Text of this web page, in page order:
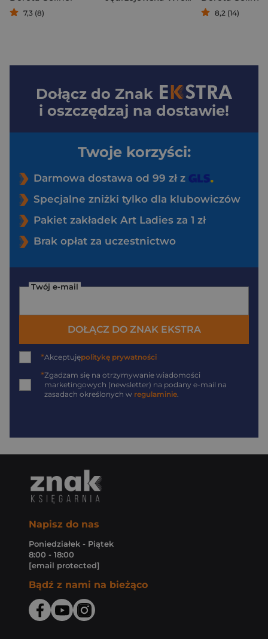
7,3 (8) 8,2 (14)
Dołącz do Znak
i oszczędzaj na dostawie!
Twoje korzyści:
Darmowa dostawa od 99 zł z
Specjalne zniżki tylko dla klubowiczów
Pakiet zakładek Art Ladies za 1 zł
Brak opłat za uczestnictwo
Twój e-mail
DOŁĄCZ DO ZNAK EKSTRA
*Akceptujępolitykę prywatności
*Zgadzam się na otrzymywanie wiadomości
marketingowych (newsletter) na podany e-mail na
zasadach określonych w regulaminie
Napisz do nas
Poniedziałek - Piątek
8:00 - 18:00
[email protected]
Bądź z nami na bieżąco